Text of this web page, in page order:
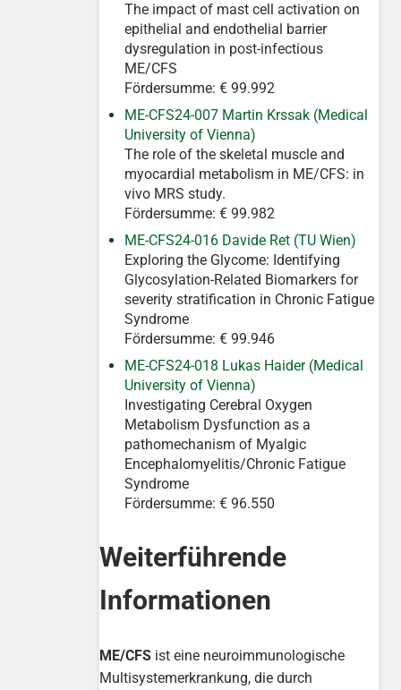
The impact of mast cell activation on
epithelial and endothelial barrier
dysregulation in post-infectious
ME/CFS
Fördersumme: € 99.992
ME-CFS24-007 Martin Krssak (Medical
University of Vienna)
The role of the skeletal muscle and
myocardial metabolism in ME/CFS: in
vivo MRS study.
Fördersumme: € 99.982
ME-CFS24-016 Davide Ret (TU Wien)
Exploring the Glycome: Identifying
Glycosylation-Related Biomarkers for
severity stratification in Chronic Fatigue
Syndrome
Fördersumme: € 99.946
ME-CFS24-018 Lukas Haider (Medical
University of Vienna)
Investigating Cerebral Oxygen
Metabolism Dysfunction as a
pathomechanism of Myalgic
Encephalomyelitis/Chronic Fatigue
Syndrome
Fördersumme: € 96.550
Weiterführende
Informationen
ME/CFS ist eine neuroimmunologische
Multisystemerkrankung, die durch